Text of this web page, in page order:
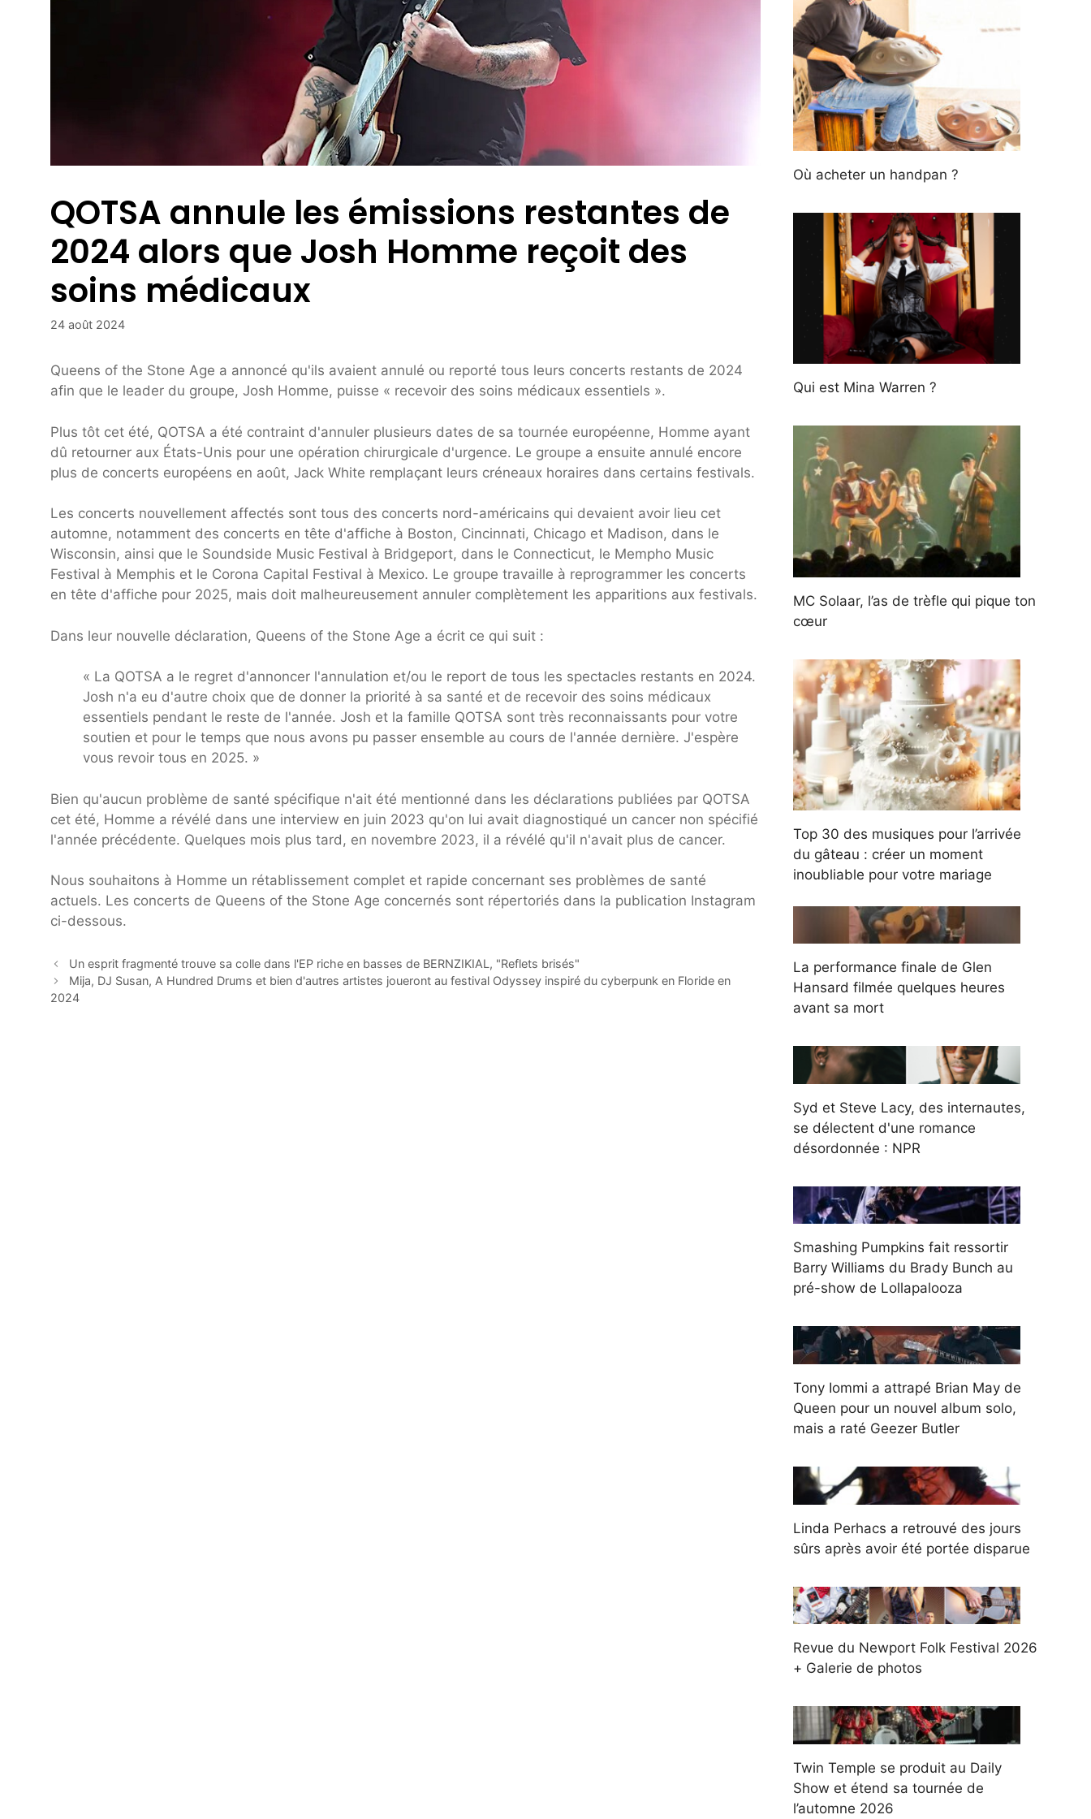
QOTSA annule les émissions restantes de
2024 alors que Josh Homme reçoit des
soins médicaux
24 août 2024
Queens of the Stone Age a annoncé qu'ils avaient annulé ou reporté tous leurs concerts restants de 2024
afin que le leader du groupe, Josh Homme, puisse « recevoir des soins médicaux essentiels ».
Plus tôt cet été, QOTSA a été contraint d'annuler plusieurs dates de sa tournée européenne, Homme ayant
dû retourner aux États-Unis pour une opération chirurgicale d'urgence. Le groupe a ensuite annulé encore
plus de concerts européens en août, Jack White remplaçant leurs créneaux horaires dans certains festivals.
Les concerts nouvellement affectés sont tous des concerts nord-américains qui devaient avoir lieu cet
automne, notamment des concerts en tête d'affiche à Boston, Cincinnati, Chicago et Madison, dans le
Wisconsin, ainsi que le Soundside Music Festival à Bridgeport, dans le Connecticut, le Mempho Music
Festival à Memphis et le Corona Capital Festival à Mexico. Le groupe travaille à reprogrammer les concerts
en tête d'affiche pour 2025, mais doit malheureusement annuler complètement les apparitions aux festivals.
Dans leur nouvelle déclaration, Queens of the Stone Age a écrit ce qui suit :
« La QOTSA a le regret d'annoncer l'annulation et/ou le report de tous les spectacles restants en 2024.
Josh n'a eu d'autre choix que de donner la priorité à sa santé et de recevoir des soins médicaux
essentiels pendant le reste de l'année. Josh et la famille QOTSA sont très reconnaissants pour votre
soutien et pour le temps que nous avons pu passer ensemble au cours de l'année dernière. J'espère
vous revoir tous en 2025. »
Bien qu'aucun problème de santé spécifique n'ait été mentionné dans les déclarations publiées par QOTSA
cet été, Homme a révélé dans une interview en juin 2023 qu'on lui avait diagnostiqué un cancer non spécifié
l'année précédente. Quelques mois plus tard, en novembre 2023, il a révélé qu'il n'avait plus de cancer.
Nous souhaitons à Homme un rétablissement complet et rapide concernant ses problèmes de santé
actuels. Les concerts de Queens of the Stone Age concernés sont répertoriés dans la publication Instagram
ci-dessous.
Un esprit fragmenté trouve sa colle dans l'EP riche en basses de BERNZIKIAL, "Reflets brisés"
Mija, DJ Susan, A Hundred Drums et bien d'autres artistes joueront au festival Odyssey inspiré du cyberpunk en Floride en
2024
Où acheter un handpan ?
Qui est Mina Warren ?
MC Solaar, l’as de trèfle qui pique ton
cœur
Top 30 des musiques pour l’arrivée
du gâteau : créer un moment
inoubliable pour votre mariage
La performance finale de Glen
Hansard filmée quelques heures
avant sa mort
Syd et Steve Lacy, des internautes,
se délectent d'une romance
désordonnée : NPR
Smashing Pumpkins fait ressortir
Barry Williams du Brady Bunch au
pré-show de Lollapalooza
Tony Iommi a attrapé Brian May de
Queen pour un nouvel album solo,
mais a raté Geezer Butler
Linda Perhacs a retrouvé des jours
sûrs après avoir été portée disparue
Revue du Newport Folk Festival 2026
+ Galerie de photos
Twin Temple se produit au Daily
Show et étend sa tournée de
l’automne 2026